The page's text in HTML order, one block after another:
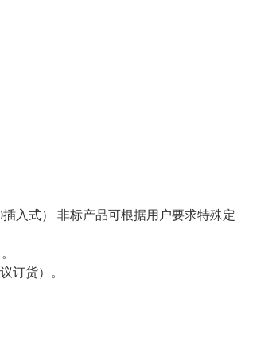
插入式） 非标产品可根据用户要求特殊定
议订货）。